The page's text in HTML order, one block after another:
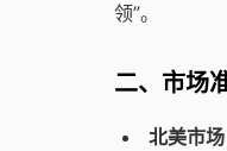
领”。
二、市场
北美市场